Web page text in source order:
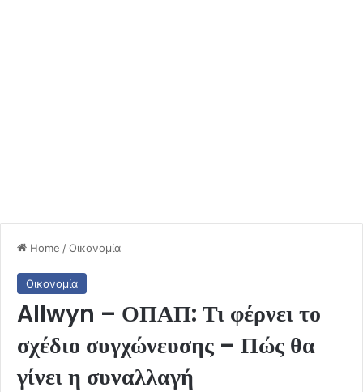
Home /Οικονομία
Οικονομία
Allwyn – ΟΠΑΠ: Τι φέρνει το
σχέδιο συγχώνευσης – Πώς θα
γίνει η συναλλαγή